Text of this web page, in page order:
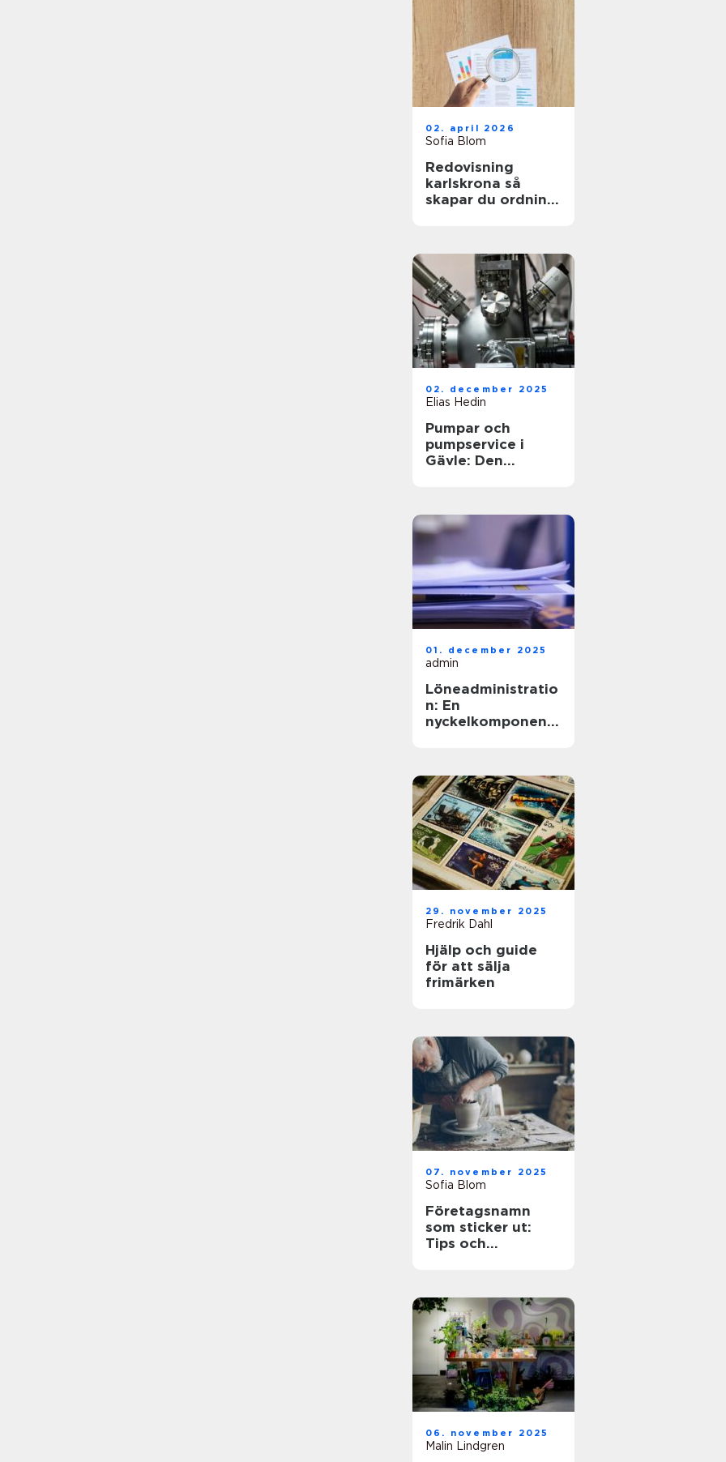
02. april 2026
Sofia Blom
Redovisning
karlskrona så
skapar du ordning
02. december 2025
Elias Hedin
Pumpar och
pumpservice i
Gävle: Den
01. december 2025
admin
Löneadministratio
n: En
nyckelkomponent
29. november 2025
Fredrik Dahl
Hjälp och guide
för att sälja
frimärken
07. november 2025
Sofia Blom
Företagsnamn
som sticker ut:
Tips och
06. november 2025
Malin Lindgren